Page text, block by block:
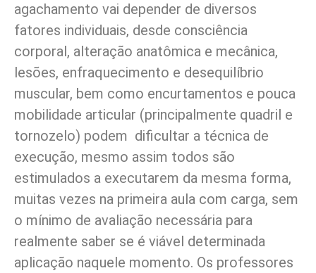
agachamento vai depender de diversos
fatores individuais, desde consciência
corporal, alteração anatômica e mecânica,
lesões, enfraquecimento e desequilíbrio
muscular, bem como encurtamentos e pouca
mobilidade articular (principalmente quadril e
tornozelo) podem dificultar a técnica de
execução, mesmo assim todos são
estimulados a executarem da mesma forma,
muitas vezes na primeira aula com carga, sem
o mínimo de avaliação necessária para
realmente saber se é viável determinada
aplicação naquele momento. Os professores